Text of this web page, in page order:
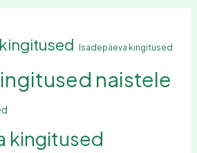
Isadepäeva kingitused
naistele
kingitused